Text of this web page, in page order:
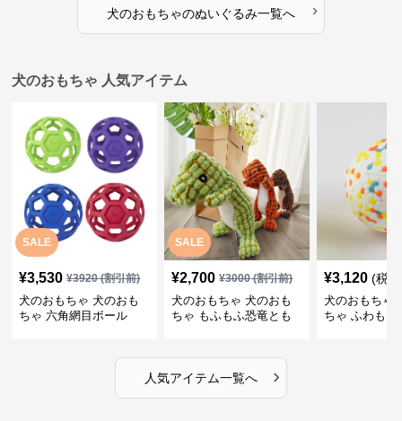
犬のおもちゃのぬいぐるみ一覧へ ›
犬のおもちゃ 人気アイテム
SALE
¥3,530 ¥3920(割引前)
犬のおもちゃ 犬のおも
ちゃ 六角網目ボール
SALE
¥2,700 ¥3000(割引前)
犬のおもちゃ 犬のおも
ちゃ もふもふ恐竜とも
¥3,120 (税
犬のおもちゃ
ちゃ ふわもこ
人気アイテム一覧へ ›